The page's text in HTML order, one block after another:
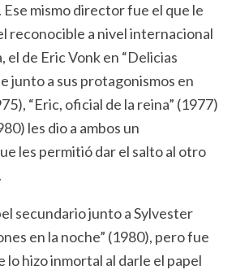
Ese mismo director fue el que le
reconocible a nivel internacional
el de Eric Vonk en “Delicias
junto a sus protagonismos en
“Eric, oficial de la reina” (1977)
les dio a ambos un
les permitió dar el salto al otro
secundario junto a Sylvester
en la noche” (1980), pero fue
lo hizo inmortal al darle el papel